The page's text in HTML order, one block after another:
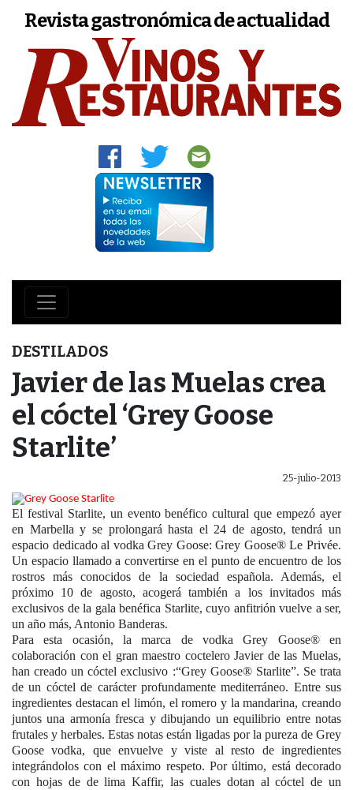
Revista gastronómica de actualidad
DESTILADOS
Javier de las Muelas crea
el cóctel ‘Grey Goose
Starlite’
25-julio-2013
El festival Starlite, un evento benéfico cultural que empezó ayer
en Marbella y se prolongará hasta el 24 de agosto, tendrá un
espacio dedicado al vodka Grey Goose: Grey Goose® Le Privée.
Un espacio llamado a convertirse en el punto de encuentro de los
rostros más conocidos de la sociedad española. Además, el
próximo 10 de agosto, acogerá también a los invitados más
exclusivos de la gala benéfica Starlite, cuyo anfitrión vuelve a ser,
un año más, Antonio Banderas.
Para esta ocasión, la marca de vodka Grey Goose® en
colaboración con el gran maestro coctelero Javier de las Muelas,
han creado un cóctel exclusivo :“Grey Goose® Starlite”. Se trata
de un cóctel de carácter profundamente mediterráneo. Entre sus
ingredientes destacan el limón, el romero y la mandarina, creando
juntos una armonía fresca y dibujando un equilibrio entre notas
frutales y herbales. Estas notas están ligadas por la pureza de Grey
Goose vodka, que envuelve y viste al resto de ingredientes
integrándolos con el máximo respeto. Por último, está decorado
con hojas de de lima Kaffir, las cuales dotan al cóctel de un